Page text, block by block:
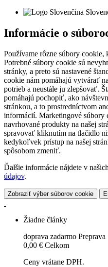
Informácie o
Používame rôzne súbory cookie,
Potrebné súbory cookie sú
stránky, a preto sú nastavené
cookie nám pomáhajú vytvárať
potrieb a neustále ju zlepšovať.
pomáhajú pochopiť, ako
stránkou, a to prostredníctvom
informácií. Marketingové súbory
navrhované produkty na našej
spravovať kliknutím na tlačidlo
kedykoľvek prístup na našej
spôsobom zmeniť.
Ďalšie informácie nájdete v našich
údajov.
Zobraziť výber súborov cookie
Žiadne články
doprava zadarmo Preprava
0,00 € Celkom
Ceny vrátane DPH.